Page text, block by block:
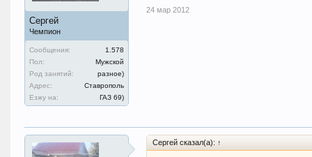
Сергей
Чемпион
Сообщения:
1.578
Пол:
Мужской
Род занятий:
разное)
Адрес:
Ставрополь
Езжу на:
ГАЗ 69)
24 мар 2012
Сергей сказал(а): ↑